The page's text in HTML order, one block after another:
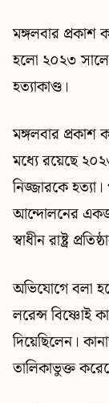
মঙ্গলবার প্রকাশ
হলো ২০২৩ সালে
হত্যাকাণ্ড।
মঙ্গলবার
মধ্যে রয়েছে
নিজ্জারকে হত্যা।
আন্দোলনের
স্বাধীন রাষ্ট্র
অভিযোগে বলা
লরেন্স বিষ্ণোই
দিয়েছিলেন।
তালিকাভুক্ত